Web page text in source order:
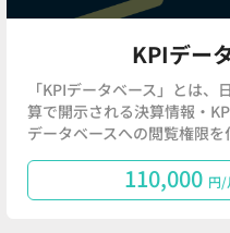
KPIデー
「KPIデータベース」とは
算で開示される決算情報・
データベースへの閲覧権限を
110,000 円/